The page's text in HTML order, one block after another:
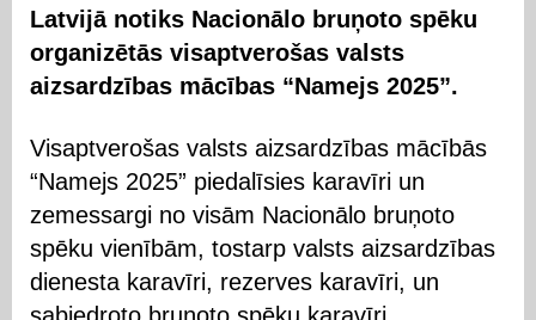
Latvijā notiks Nacionālo bruņoto spēku
organizētās visaptverošas valsts
aizsardzības mācības “Namejs 2025”.
Visaptverošas valsts aizsardzības mācībās
“Namejs 2025” piedalīsies karavīri un
zemessargi no visām Nacionālo bruņoto
spēku vienībām, tostarp valsts aizsardzības
dienesta karavīri, rezerves karavīri, un